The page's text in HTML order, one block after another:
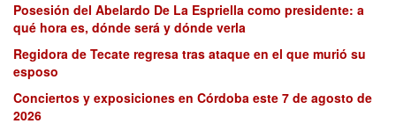
Posesión del Abelardo De La Espriella como presidente: a
qué hora es, dónde será y dónde verla
Regidora de Tecate regresa tras ataque en el que murió su
esposo
Conciertos y exposiciones en Córdoba este 7 de agosto de
2026